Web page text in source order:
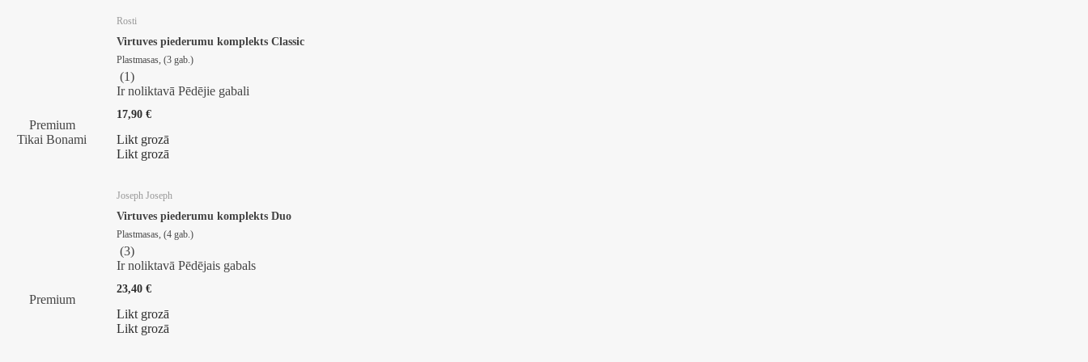
Premium
Tikai Bonami
Rosti
Virtuves piederumu komplekts Classic
Plastmasas, (3 gab.)
(1)
Ir noliktavā Pēdējie gabali
17,90 €
Likt grozā
Likt grozā
Premium
Joseph Joseph
Virtuves piederumu komplekts Duo
Plastmasas, (4 gab.)
(3)
Ir noliktavā Pēdējais gabals
23,40 €
Likt grozā
Likt grozā